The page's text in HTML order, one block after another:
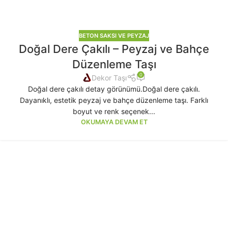
BETON SAKSI VE PEYZAJ
Doğal Dere Çakılı – Peyzaj ve Bahçe
Düzenleme Taşı
Dekor Taşı 0
Doğal dere çakılı detay görünümü.Doğal dere çakılı.
Dayanıklı, estetik peyzaj ve bahçe düzenleme taşı. Farklı
boyut ve renk seçenek...
OKUMAYA DEVAM ET